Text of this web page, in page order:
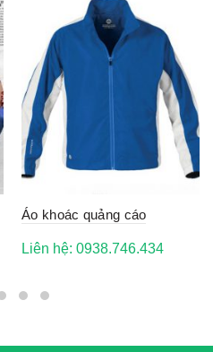
Áo khoác quảng cáo
Liên hệ: 0938.746.434